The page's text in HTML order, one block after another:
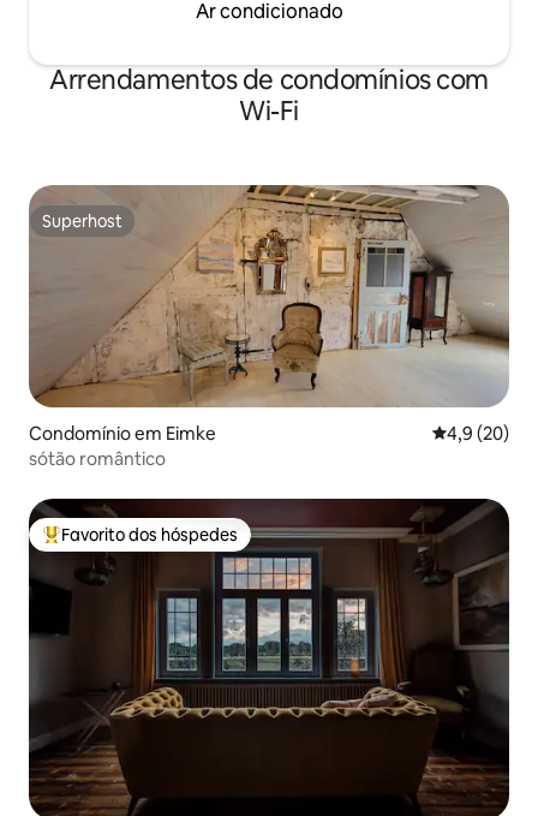
Ar condicionado
Arrendamentos de condomínios com
Wi-Fi
Superhost
Superhost
Condomínio em Eimke
4,9 (20)
sótão romântico
Favoritos dos hóspedes mais apreciados
Favorito dos hóspedes